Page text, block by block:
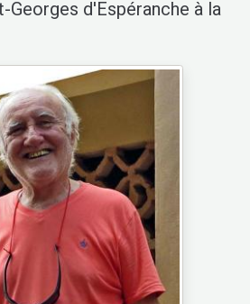
Georges d'Espéranche à la